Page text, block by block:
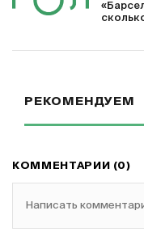
РЕКОМЕНДУЕМ
КОММЕНТАРИИ (0)
Написать